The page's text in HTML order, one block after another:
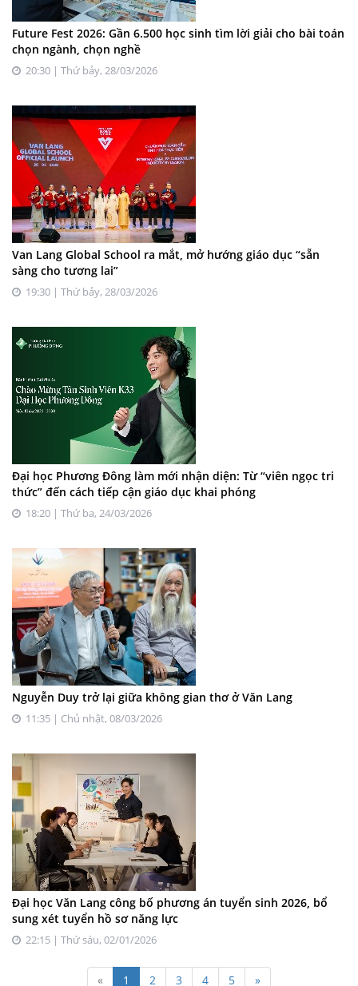
Future Fest 2026: Gần 6.500 học sinh tìm lời giải cho bài toán
chọn ngành, chọn nghề
20:30 | Thứ bảy, 28/03/2026
Van Lang Global School ra mắt, mở hướng giáo dục “sẵn
sàng cho tương lai”
19:30 | Thứ bảy, 28/03/2026
Đại học Phương Đông làm mới nhận diện: Từ “viên ngọc tri
thức” đến cách tiếp cận giáo dục khai phóng
18:20 | Thứ ba, 24/03/2026
Nguyễn Duy trở lại giữa không gian thơ ở Văn Lang
11:35 | Chủ nhật, 08/03/2026
Đại học Văn Lang công bố phương án tuyển sinh 2026, bổ
sung xét tuyển hồ sơ năng lực
22:15 | Thứ sáu, 02/01/2026
« 1 2 3 4 5 »